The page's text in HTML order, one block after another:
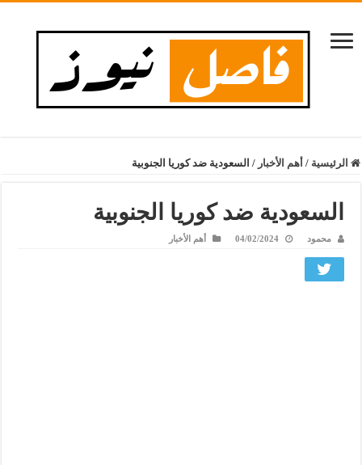
الرئيسية / أهم الأخبار / السعودية ضد كوريا الجنوبية
السعودية ضد كوريا الجنوبية
محمود 04/02/2024 أهم الأخبار